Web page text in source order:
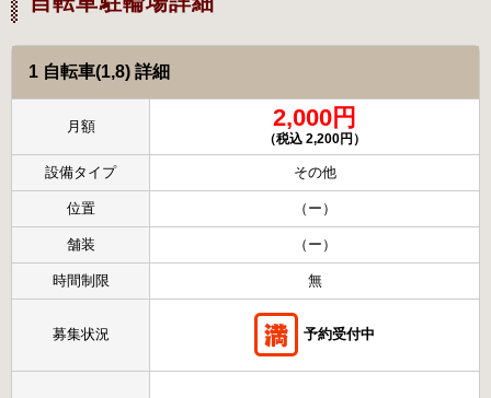
1 自転車(1,8) 詳細
月額 2,000円
（税込 2,200円）
設備タイプ その他
位置 （ー）
舗装 （ー）
時間制限 無
募集状況 予約受付中